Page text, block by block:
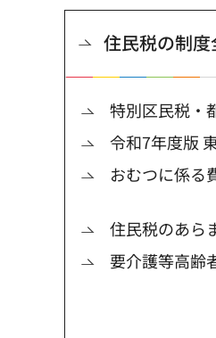
住民税の制度
特別区民税・
令和7年度版
おむつに係る
住民税のあら
要介護等高齢